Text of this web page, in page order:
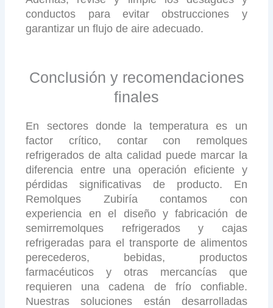
conductos para evitar obstrucciones y
garantizar un flujo de aire adecuado.
Conclusión y recomendaciones
finales
En sectores donde la temperatura es un
factor crítico, contar con remolques
refrigerados de alta calidad puede marcar la
diferencia entre una operación eficiente y
pérdidas significativas de producto. En
Remolques Zubiría contamos con
experiencia en el diseño y fabricación de
semirremolques refrigerados y cajas
refrigeradas para el transporte de alimentos
perecederos, bebidas, productos
farmacéuticos y otras mercancías que
requieren una cadena de frío confiable.
Nuestras soluciones están desarrolladas